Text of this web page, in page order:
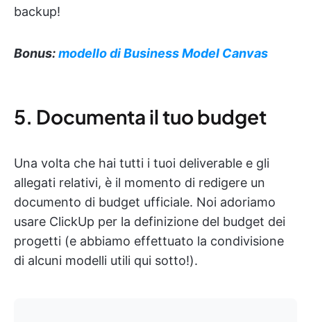
backup!
Bonus:modello di Business Model Canvas
5. Documenta il tuo budget
Una volta che hai tutti i tuoi deliverable e gli
allegati relativi, è il momento di redigere un
documento di budget ufficiale. Noi adoriamo
usare ClickUp per la definizione del budget dei
progetti (e abbiamo effettuato la condivisione
di alcuni modelli utili qui sotto!).